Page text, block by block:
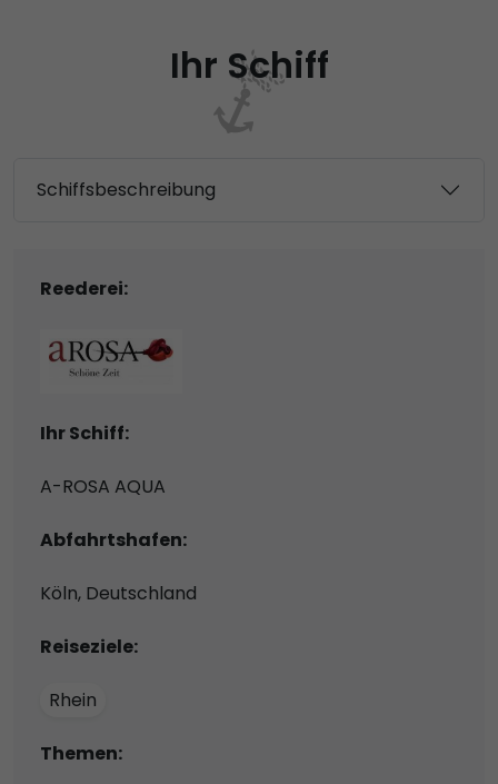
Ihr Schiff
Schiffsbeschreibung
Reederei:
Ihr Schiff:
A-ROSA AQUA
Abfahrtshafen:
Köln, Deutschland
Reiseziele:
Rhein
Themen: